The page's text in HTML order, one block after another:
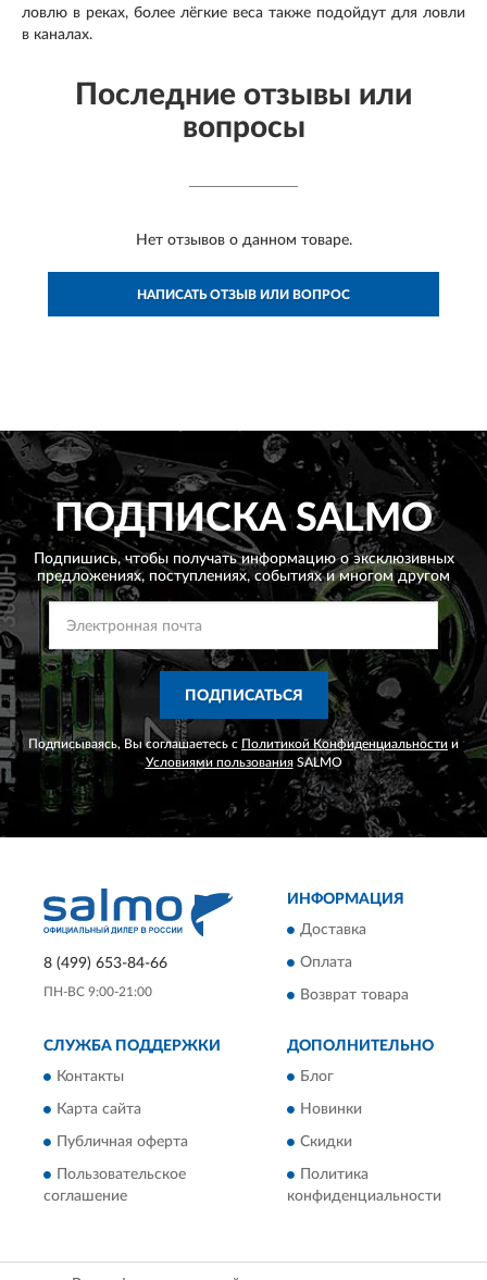
ловлю в реках, более лёгкие веса также подойдут для ловли
в каналах.
Последние отзывы или
вопросы
Нет отзывов о данном товаре.
НАПИСАТЬ ОТЗЫВ ИЛИ ВОПРОС
ПОДПИСКАSALMO
Подпишись, чтобы получать информацию о эксклюзивных
предложениях, поступлениях, событиях и многом другом
ПОДПИСАТЬСЯ
Подписываясь, Вы соглашаетесь с Политикой Конфиденциальности и
Условиями пользованияSALMO
8 (499) 653-84-66
ПН-ВС 9:00-21:00
ИНФОРМАЦИЯ
Доставка
Оплата
Возврат товара
СЛУЖБА ПОДДЕРЖКИ
Контакты
Карта сайта
Публичная оферта
Пользовательское
соглашение
ДОПОЛНИТЕЛЬНО
Блог
Новинки
Скидки
Политика
конфиденциальности